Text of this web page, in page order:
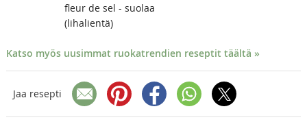
fleur de sel - suolaa
(lihalientä)
Katso myös uusimmat ruokatrendien reseptit täältä »
Jaa resepti